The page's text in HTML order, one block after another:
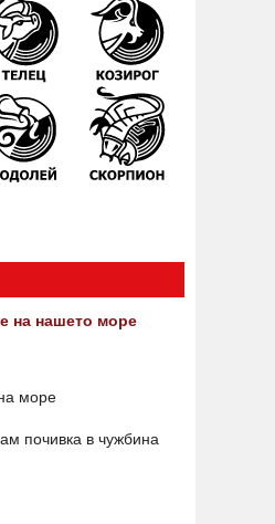
на нашето море
море
почивка в чужбина